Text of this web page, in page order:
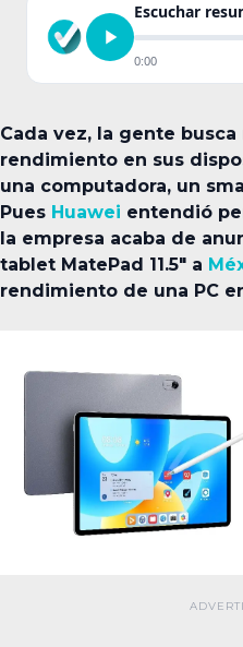
Escuchar
0:00
Cada vez, la gente
rendimiento en sus
una computadora, un
Pues Huawei entendió
la empresa acaba de
tablet MatePad 11.5" a
rendimiento de una PC